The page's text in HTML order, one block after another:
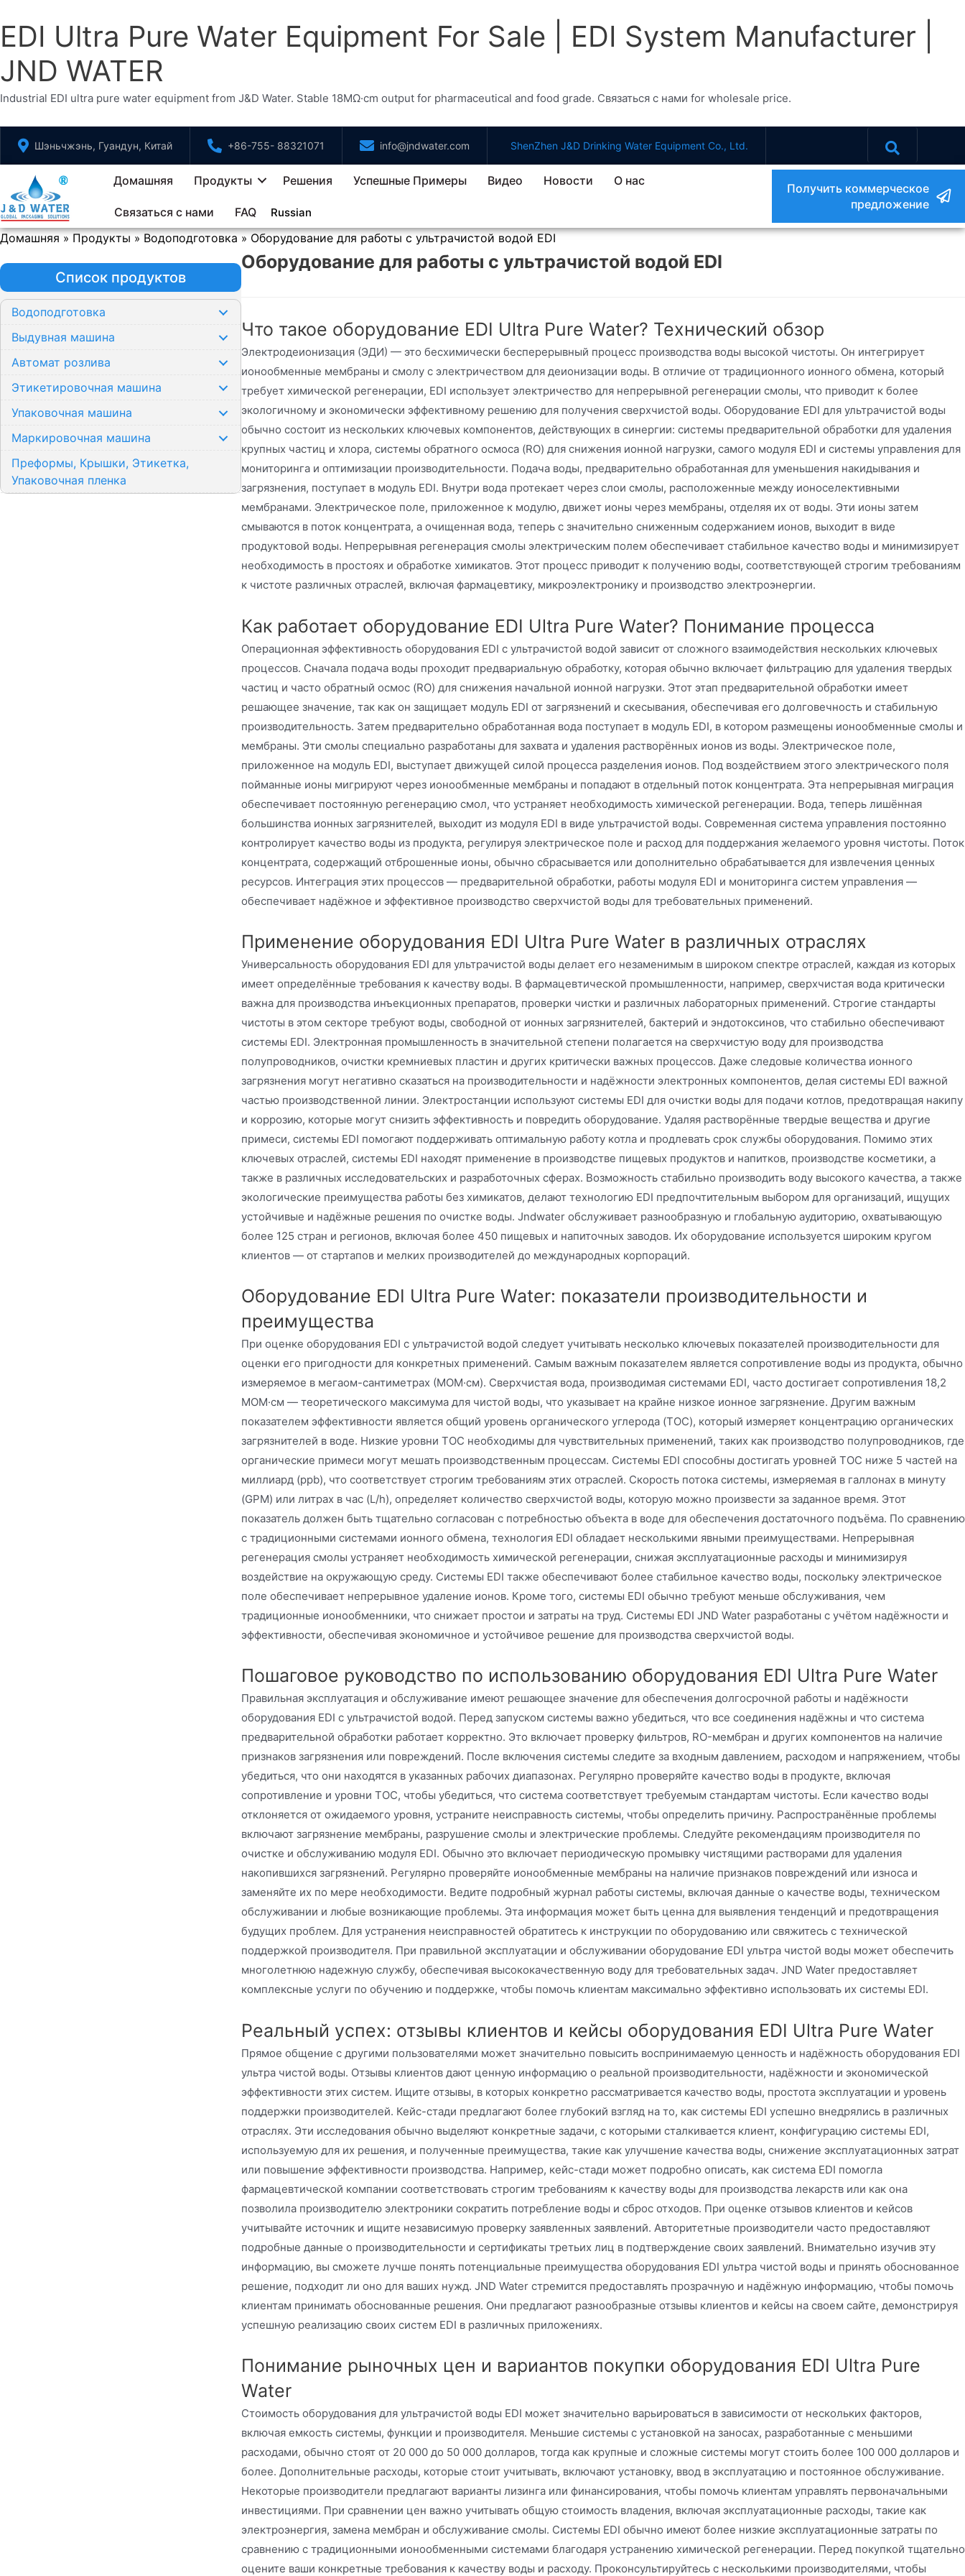
EDI Ultra Pure Water Equipment For Sale | EDI System Manufacturer |
JND WATER
Industrial EDI ultra pure water equipment from J&D Water. Stable 18MΩ·cm output for pharmaceutical and food grade. Связаться с нами for wholesale price.
Перейти
содержимому
Шэньчжэнь, Гуандун, Китай +86-755- 88321071 info@jndwater.com ShenZhen J&D Drinking Water Equipment Co., Ltd.
Домашняя Продукты Решения Успешные Примеры Видео Новости О нас
Связаться с нами FAQ Russian
Получить коммерческое
предложение
Домашняя » Продукты » Водоподготовка » Оборудование для работы с ультрачистой водой EDI
Список продуктов
Водоподготовка
Выдувная машина
Автомат розлива
Этикетировочная машина
Упаковочная машина
Маркировочная машина
Преформы, Крышки, Этикетка,
Упаковочная пленка
Оборудование для работы с ультрачистой водой EDI
Что такое оборудование EDI Ultra Pure Water? Технический обзор
Электродеионизация (ЭДИ) — это бесхимически бесперерывный процесс производства воды высокой чистоты. Он интегрирует
ионообменные мембраны и смолу с электричеством для деионизации воды. В отличие от традиционного ионного обмена, который
требует химической регенерации, EDI использует электричество для непрерывной регенерации смолы, что приводит к более
экологичному и экономически эффективному решению для получения сверхчистой воды. Оборудование EDI для ультрачистой воды
обычно состоит из нескольких ключевых компонентов, действующих в синергии: системы предварительной обработки для удаления
крупных частиц и хлора, системы обратного осмоса (RO) для снижения ионной нагрузки, самого модуля EDI и системы управления для
мониторинга и оптимизации производительности. Подача воды, предварительно обработанная для уменьшения накидывания и
загрязнения, поступает в модуль EDI. Внутри вода протекает через слои смолы, расположенные между ионоселективными
мембранами. Электрическое поле, приложенное к модулю, движет ионы через мембраны, отделяя их от воды. Эти ионы затем
смываются в поток концентрата, а очищенная вода, теперь с значительно сниженным содержанием ионов, выходит в виде
продуктовой воды. Непрерывная регенерация смолы электрическим полем обеспечивает стабильное качество воды и минимизирует
необходимость в простоях и обработке химикатов. Этот процесс приводит к получению воды, соответствующей строгим требованиям
к чистоте различных отраслей, включая фармацевтику, микроэлектронику и производство электроэнергии.
Как работает оборудование EDI Ultra Pure Water? Понимание процесса
Операционная эффективность оборудования EDI с ультрачистой водой зависит от сложного взаимодействия нескольких ключевых
процессов. Сначала подача воды проходит предвариальную обработку, которая обычно включает фильтрацию для удаления твердых
частиц и часто обратный осмос (RO) для снижения начальной ионной нагрузки. Этот этап предварительной обработки имеет
решающее значение, так как он защищает модуль EDI от загрязнений и скесывания, обеспечивая его долговечность и стабильную
производительность. Затем предварительно обработанная вода поступает в модуль EDI, в котором размещены ионообменные смолы и
мембраны. Эти смолы специально разработаны для захвата и удаления растворённых ионов из воды. Электрическое поле,
приложенное на модуль EDI, выступает движущей силой процесса разделения ионов. Под воздействием этого электрического поля
пойманные ионы мигрируют через ионообменные мембраны и попадают в отдельный поток концентрата. Эта непрерывная миграция
обеспечивает постоянную регенерацию смол, что устраняет необходимость химической регенерации. Вода, теперь лишённая
большинства ионных загрязнителей, выходит из модуля EDI в виде ультрачистой воды. Современная система управления постоянно
контролирует качество воды из продукта, регулируя электрическое поле и расход для поддержания желаемого уровня чистоты. Поток
концентрата, содержащий отброшенные ионы, обычно сбрасывается или дополнительно обрабатывается для извлечения ценных
ресурсов. Интеграция этих процессов — предварительной обработки, работы модуля EDI и мониторинга систем управления —
обеспечивает надёжное и эффективное производство сверхчистой воды для требовательных применений.
Применение оборудования EDI Ultra Pure Water в различных отраслях
Универсальность оборудования EDI для ультрачистой воды делает его незаменимым в широком спектре отраслей, каждая из которых
имеет определённые требования к качеству воды. В фармацевтической промышленности, например, сверхчистая вода критически
важна для производства инъекционных препаратов, проверки чистки и различных лабораторных применений. Строгие стандарты
чистоты в этом секторе требуют воды, свободной от ионных загрязнителей, бактерий и эндотоксинов, что стабильно обеспечивают
системы EDI. Электронная промышленность в значительной степени полагается на сверхчистую воду для производства
полупроводников, очистки кремниевых пластин и других критически важных процессов. Даже следовые количества ионного
загрязнения могут негативно сказаться на производительности и надёжности электронных компонентов, делая системы EDI важной
частью производственной линии. Электростанции используют системы EDI для очистки воды для подачи котлов, предотвращая накипу
и коррозию, которые могут снизить эффективность и повредить оборудование. Удаляя растворённые твердые вещества и другие
примеси, системы EDI помогают поддерживать оптимальную работу котла и продлевать срок службы оборудования. Помимо этих
ключевых отраслей, системы EDI находят применение в производстве пищевых продуктов и напитков, производстве косметики, а
также в различных исследовательских и разработочных сферах. Возможность стабильно производить воду высокого качества, а также
экологические преимущества работы без химикатов, делают технологию EDI предпочтительным выбором для организаций, ищущих
устойчивые и надёжные решения по очистке воды. Jndwater обслуживает разнообразную и глобальную аудиторию, охватывающую
более 125 стран и регионов, включая более 450 пищевых и напиточных заводов. Их оборудование используется широким кругом
клиентов — от стартапов и мелких производителей до международных корпораций.
Оборудование EDI Ultra Pure Water: показатели производительности и
преимущества
При оценке оборудования EDI с ультрачистой водой следует учитывать несколько ключевых показателей производительности для
оценки его пригодности для конкретных применений. Самым важным показателем является сопротивление воды из продукта, обычно
измеряемое в мегаом-сантиметрах (МОМ·см). Сверхчистая вода, производимая системами EDI, часто достигает сопротивления 18,2
МОМ·см — теоретического максимума для чистой воды, что указывает на крайне низкое ионное загрязнение. Другим важным
показателем эффективности является общий уровень органического углерода (TOC), который измеряет концентрацию органических
загрязнителей в воде. Низкие уровни TOC необходимы для чувствительных применений, таких как производство полупроводников, где
органические примеси могут мешать производственным процессам. Системы EDI способны достигать уровней TOC ниже 5 частей на
миллиард (ppb), что соответствует строгим требованиям этих отраслей. Скорость потока системы, измеряемая в галлонах в минуту
(GPM) или литрах в час (L/h), определяет количество сверхчистой воды, которую можно произвести за заданное время. Этот
показатель должен быть тщательно согласован с потребностью объекта в воде для обеспечения достаточного подъёма. По сравнению
с традиционными системами ионного обмена, технология EDI обладает несколькими явными преимуществами. Непрерывная
регенерация смолы устраняет необходимость химической регенерации, снижая эксплуатационные расходы и минимизируя
воздействие на окружающую среду. Системы EDI также обеспечивают более стабильное качество воды, поскольку электрическое
поле обеспечивает непрерывное удаление ионов. Кроме того, системы EDI обычно требуют меньше обслуживания, чем
традиционные ионообменники, что снижает простои и затраты на труд. Системы EDI JND Water разработаны с учётом надёжности и
эффективности, обеспечивая экономичное и устойчивое решение для производства сверхчистой воды.
Пошаговое руководство по использованию оборудования EDI Ultra Pure Water
Правильная эксплуатация и обслуживание имеют решающее значение для обеспечения долгосрочной работы и надёжности
оборудования EDI с ультрачистой водой. Перед запуском системы важно убедиться, что все соединения надёжны и что система
предварительной обработки работает корректно. Это включает проверку фильтров, RO-мембран и других компонентов на наличие
признаков загрязнения или повреждений. После включения системы следите за входным давлением, расходом и напряжением, чтобы
убедиться, что они находятся в указанных рабочих диапазонах. Регулярно проверяйте качество воды в продукте, включая
сопротивление и уровни TOC, чтобы убедиться, что система соответствует требуемым стандартам чистоты. Если качество воды
отклоняется от ожидаемого уровня, устраните неисправность системы, чтобы определить причину. Распространённые проблемы
включают загрязнение мембраны, разрушение смолы и электрические проблемы. Следуйте рекомендациям производителя по
очистке и обслуживанию модуля EDI. Обычно это включает периодическую промывку чистящими растворами для удаления
накопившихся загрязнений. Регулярно проверяйте ионообменные мембраны на наличие признаков повреждений или износа и
заменяйте их по мере необходимости. Ведите подробный журнал работы системы, включая данные о качестве воды, техническом
обслуживании и любые возникающие проблемы. Эта информация может быть ценна для выявления тенденций и предотвращения
будущих проблем. Для устранения неисправностей обратитесь к инструкции по оборудованию или свяжитесь с технической
поддержкой производителя. При правильной эксплуатации и обслуживании оборудование EDI ультра чистой воды может обеспечить
многолетнюю надежную службу, обеспечивая высококачественную воду для требовательных задач. JND Water предоставляет
комплексные услуги по обучению и поддержке, чтобы помочь клиентам максимально эффективно использовать их системы EDI.
Реальный успех: отзывы клиентов и кейсы оборудования EDI Ultra Pure Water
Прямое общение с другими пользователями может значительно повысить воспринимаемую ценность и надёжность оборудования EDI
ультра чистой воды. Отзывы клиентов дают ценную информацию о реальной производительности, надёжности и экономической
эффективности этих систем. Ищите отзывы, в которых конкретно рассматривается качество воды, простота эксплуатации и уровень
поддержки производителей. Кейс-стади предлагают более глубокий взгляд на то, как системы EDI успешно внедрялись в различных
отраслях. Эти исследования обычно выделяют конкретные задачи, с которыми сталкивается клиент, конфигурацию системы EDI,
используемую для их решения, и полученные преимущества, такие как улучшение качества воды, снижение эксплуатационных затрат
или повышение эффективности производства. Например, кейс-стади может подробно описать, как система EDI помогла
фармацевтической компании соответствовать строгим требованиям к качеству воды для производства лекарств или как она
позволила производителю электроники сократить потребление воды и сброс отходов. При оценке отзывов клиентов и кейсов
учитывайте источник и ищите независимую проверку заявленных заявлений. Авторитетные производители часто предоставляют
подробные данные о производительности и сертификаты третьих лиц в подтверждение своих заявлений. Внимательно изучив эту
информацию, вы сможете лучше понять потенциальные преимущества оборудования EDI ультра чистой воды и принять обоснованное
решение, подходит ли оно для ваших нужд. JND Water стремится предоставлять прозрачную и надёжную информацию, чтобы помочь
клиентам принимать обоснованные решения. Они предлагают разнообразные отзывы клиентов и кейсы на своем сайте, демонстрируя
успешную реализацию своих систем EDI в различных приложениях.
Понимание рыночных цен и вариантов покупки оборудования EDI Ultra Pure
Water
Стоимость оборудования для ультрачистой воды EDI может значительно варьироваться в зависимости от нескольких факторов,
включая емкость системы, функции и производителя. Меньшие системы с установкой на заносах, разработанные с меньшими
расходами, обычно стоят от 20 000 до 50 000 долларов, тогда как крупные и сложные системы могут стоить более 100 000 долларов и
более. Дополнительные расходы, которые стоит учитывать, включают установку, ввод в эксплуатацию и постоянное обслуживание.
Некоторые производители предлагают варианты лизинга или финансирования, чтобы помочь клиентам управлять первоначальными
инвестициями. При сравнении цен важно учитывать общую стоимость владения, включая эксплуатационные расходы, такие как
электроэнергия, замена мембран и обслуживание смолы. Системы EDI обычно имеют более низкие эксплуатационные затраты по
сравнению с традиционными ионообменными системами благодаря устранению химической регенерации. Перед покупкой тщательно
оцените ваши конкретные требования к качеству воды и расходу. Проконсультируйтесь с несколькими производителями, чтобы